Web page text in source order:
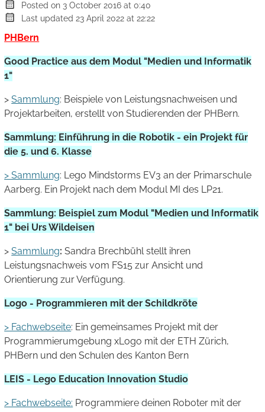
Posted on 3 October 2016 at 0:40
Last updated 23 April 2022 at 22:22
PHBern
Good Practice aus dem Modul "Medien und Informatik
1"
>Sammlung: Beispiele von Leistungsnachweisen und
Projektarbeiten, erstellt von Studierenden der PHBern.
Sammlung: Einführung in die Robotik - ein Projekt für
die 5. und 6. Klasse
> Sammlung: Lego Mindstorms EV3 an der Primarschule
Aarberg. Ein Projekt nach dem Modul MI des LP21.
Sammlung: Beispiel zum Modul "Medien und Informatik
1" bei Urs Wildeisen
>Sammlung: Sandra Brechbühl stellt ihren
Leistungsnachweis vom FS15 zur Ansicht und
Orientierung zur Verfügung.
Logo - Programmieren mit der Schildkröte
> Fachwebseite: Ein gemeinsames Projekt mit der
Programmierumgebung xLogo mit der ETH Zürich,
PHBern und den Schulen des Kanton Bern
LEIS - Lego Education Innovation Studio
> Fachwebseite: Programmiere deinen Roboter mit der